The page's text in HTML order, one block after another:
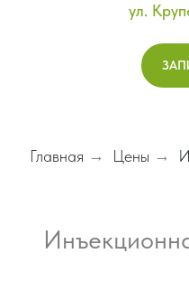
ул.
Главная → Цены →